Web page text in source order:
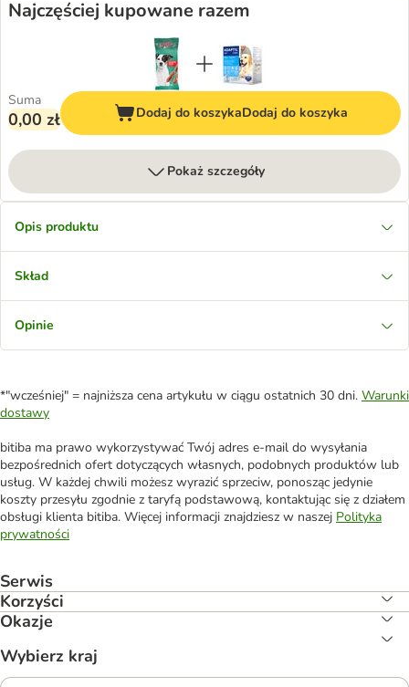
Najczęściej kupowane razem
Suma
0,00 zł Dodaj do koszykaDodaj do koszyka
Pokaż szczegóły
Opis produktu
Skład
Opinie
*"wcześniej" = najniższa cena artykułu w ciągu ostatnich 30 dni. Warunki
dostawy
bitiba ma prawo wykorzystywać Twój adres e-mail do wysyłania
bezpośrednich ofert dotyczących własnych, podobnych produktów lub
usług. W każdej chwili możesz wyrazić sprzeciw, ponosząc jedynie
koszty przesyłu zgodnie z taryfą podstawową, kontaktując się z działem
obsługi klienta bitiba. Więcej informacji znajdziesz w naszej Polityka
prywatności
Serwis
Korzyści
Okazje
Wybierz kraj